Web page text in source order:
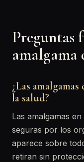
Preguntas
amalgama
¿Las
la salud?
Las amalgamas
seguras por los
aparece sobre
retiran sin